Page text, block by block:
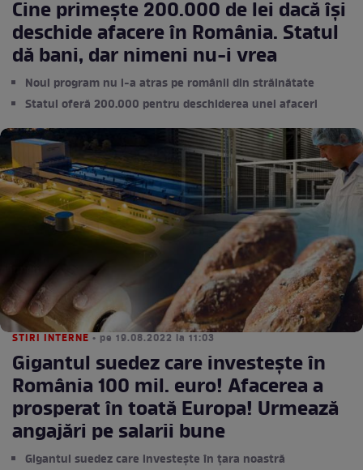
Cine primește 200.000 de lei dacă își
deschide afacere în România. Statul
dă bani, dar nimeni nu-i vrea
Noul program nu i-a atras pe românii din străinătate
Statul oferă 200.000 pentru deschiderea unei afaceri
STIRI INTERNE • pe 19.08.2022 la 11:03
Gigantul suedez care investește în
România 100 mil. euro! Afacerea a
prosperat în toată Europa! Urmează
angajări pe salarii bune
Gigantul suedez care investește în țara noastră